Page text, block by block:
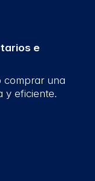
e
comprar una
y eficiente.